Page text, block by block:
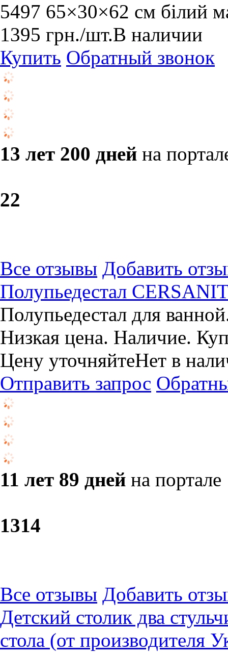
5497 65×30×62 см білий
1395 грн./шт.В наличии
Купить Обратный звонок
13 лет 200 дней на
22
Все отзывы Добавить
Полупьедестал
Полупьедестал для
Низкая цена. Наличие.
Цену уточняйтеНет в
Отправить запрос
11 лет 89 дней на портале
1314
Все отзывы Добавить
Детский столик два
стола (от производителя